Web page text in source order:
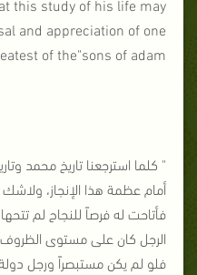
and appreciation of one
of the"sons of adam".
" كلما استرجعنا تاريخ محمد
أمام عظمة هذا الإنجاز،
فأتاحت له فرصاً للنجاح لم
الرجل كان على مستوى الظروف
فلو لم يكن مستبصراً ورجل